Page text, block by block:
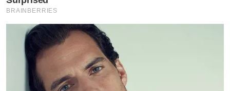
BRAINBERRIES